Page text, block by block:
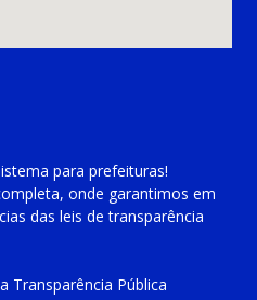
para prefeituras!
onde garantimos em
das leis de transparência
Transparência Pública